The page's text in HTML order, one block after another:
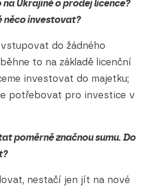
na Ukrajině o prodej licence?
něco investovat?
do žádného
to na základě licenční
investovat do majetku;
potřebovat pro investice v
poměrně značnou sumu. Do
nestačí jen jít na nové